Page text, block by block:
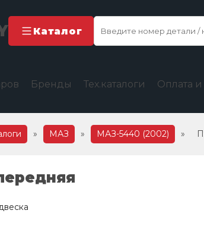
Каталог
Бренды Тех.каталоги Оплата и
» МАЗ » МАЗ-5440 (2002) »